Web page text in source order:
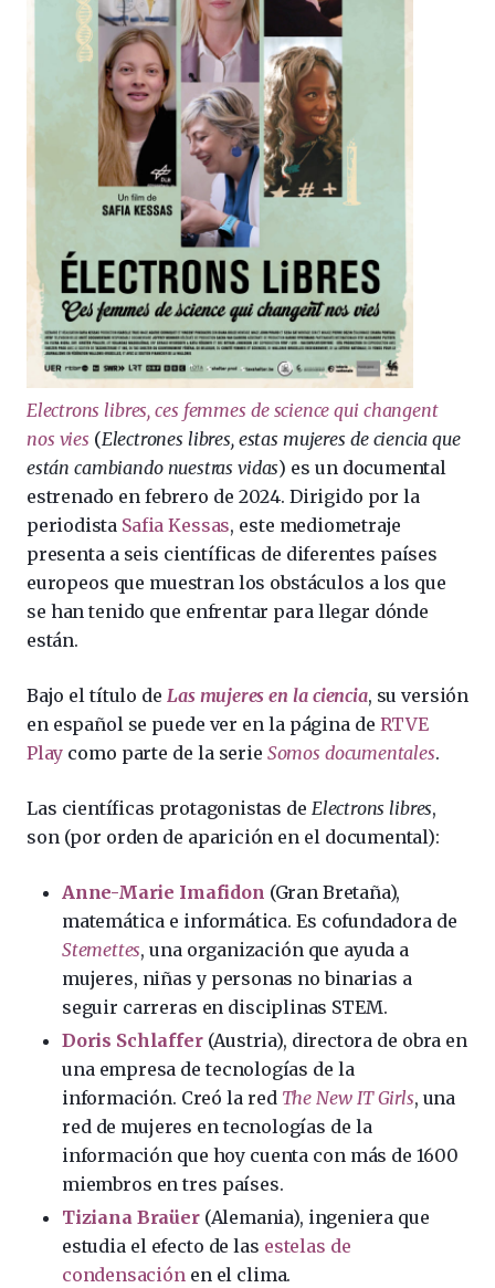
Electrons libres, ces femmes de science qui changent
nos vies (Electrones libres, estas mujeres de ciencia que
están cambiando nuestras vidas) es un documental
estrenado en febrero de 2024. Dirigido por la
periodista Safia Kessas, este mediometraje
presenta a seis científicas de diferentes países
europeos que muestran los obstáculos a los que
se han tenido que enfrentar para llegar dónde
están.
Bajo el título de Las mujeres en la ciencia, su versión
en español se puede ver en la página de RTVE
Play como parte de la serie Somos documentales.
Las científicas protagonistas de Electrons libres,
son (por orden de aparición en el documental):
Anne-Marie Imafidon (Gran Bretaña),
matemática e informática. Es cofundadora de
Stemettes, una organización que ayuda a
mujeres, niñas y personas no binarias a
seguir carreras en disciplinas STEM.
Doris Schlaffer(Austria), directora de obra en
una empresa de tecnologías de la
información. Creó la red The New IT Girls, una
red de mujeres en tecnologías de la
información que hoy cuenta con más de 1600
miembros en tres países.
Tiziana Braüer(Alemania), ingeniera que
estudia el efecto de las estelas de
condensaciónen el clima.